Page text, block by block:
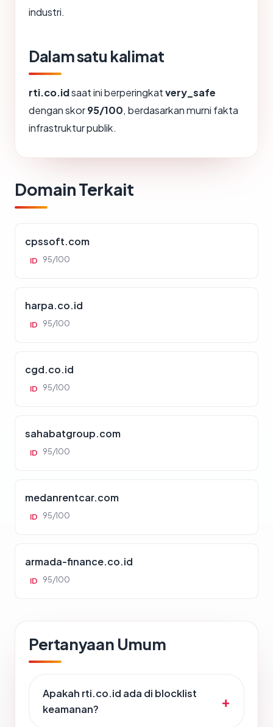
industri.
Dalam satu kalimat
rti.co.idsaat ini berperingkatvery_safe
dengan skor95/100, berdasarkan murni fakta
infrastruktur publik.
Domain Terkait
cpssoft.com
ID 95/100
harpa.co.id
ID 95/100
cgd.co.id
ID 95/100
sahabatgroup.com
ID 95/100
medanrentcar.com
ID 95/100
armada-finance.co.id
ID 95/100
Pertanyaan Umum
Apakah rti.co.id ada di blocklist
keamanan?